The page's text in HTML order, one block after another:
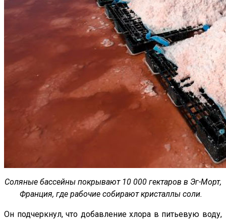
Соляные бассейны покрывают 10 000 гектаров в Эг-Морт,
Франция, где рабочие собирают кристаллы соли.
Он подчеркнул, что добавление хлора в питьевую воду,